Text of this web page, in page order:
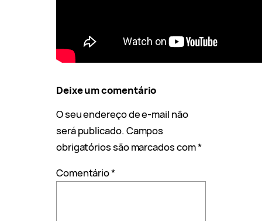
Deixe um comentário
O seu endereço de e-mail não
será publicado. Campos
obrigatórios são marcados com*
Comentário*